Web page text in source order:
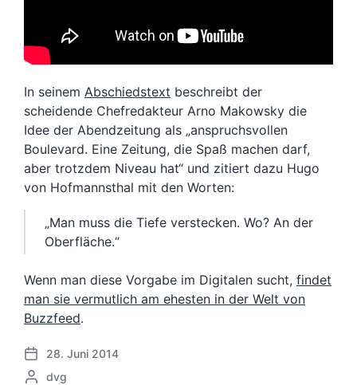
In seinem Abschiedstext beschreibt der
scheidende Chefredakteur Arno Makowsky die
Idee der Abendzeitung als „anspruchsvollen
Boulevard. Eine Zeitung, die Spaß machen darf,
aber trotzdem Niveau hat“ und zitiert dazu Hugo
von Hofmannsthal mit den Worten:
„Man muss die Tiefe verstecken. Wo? An der
Oberfläche.“
Wenn man diese Vorgabe im Digitalen sucht, findet
man sie vermutlich am ehesten in der Welt von
Buzzfeed.
V
e
28. Juni 2014
G
dvg